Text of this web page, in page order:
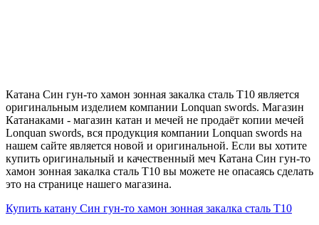
Катана Син гун-то хамон зонная закалка сталь T10 является
оригинальным изделием компании Lonquan swords. Магазин
Катанаками - магазин катан и мечей не продаёт копии мечей
Lonquan swords, вся продукция компании Lonquan swords на
нашем сайте является новой и оригинальной. Если вы хотите
купить оригинальный и качественный меч Катана Син гун-то
хамон зонная закалка сталь T10 вы можете не опасаясь сделать
это на странице нашего магазина.
Купить катану Син гун-то хамон зонная закалка сталь T10